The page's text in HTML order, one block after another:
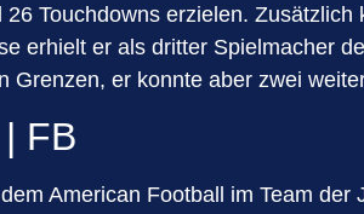
Touchdowns erzielen.
erhielt er als dritter Spielmacher
Grenzen, er konnte aber zwei
FB
American Football im Team